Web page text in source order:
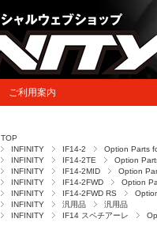
ご利用案内
TOP
INFINITY
IF14-2
Option Parts
INFINITY
IF14-2TE
Option
INFINITY
IF14-2MID
Option
INFINITY
IF14-2FWD
Option
INFINITY
IF14-2FWD RS
INFINITY
汎用品
汎用品
INFINITY
IF14 スペチアーレ